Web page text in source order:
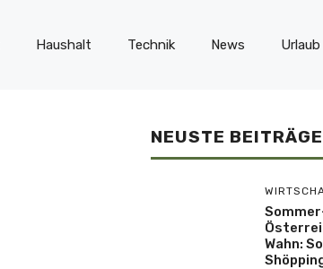
Haushalt Technik News Urlaub
NEUSTE BEITRÄGE
Wahn: